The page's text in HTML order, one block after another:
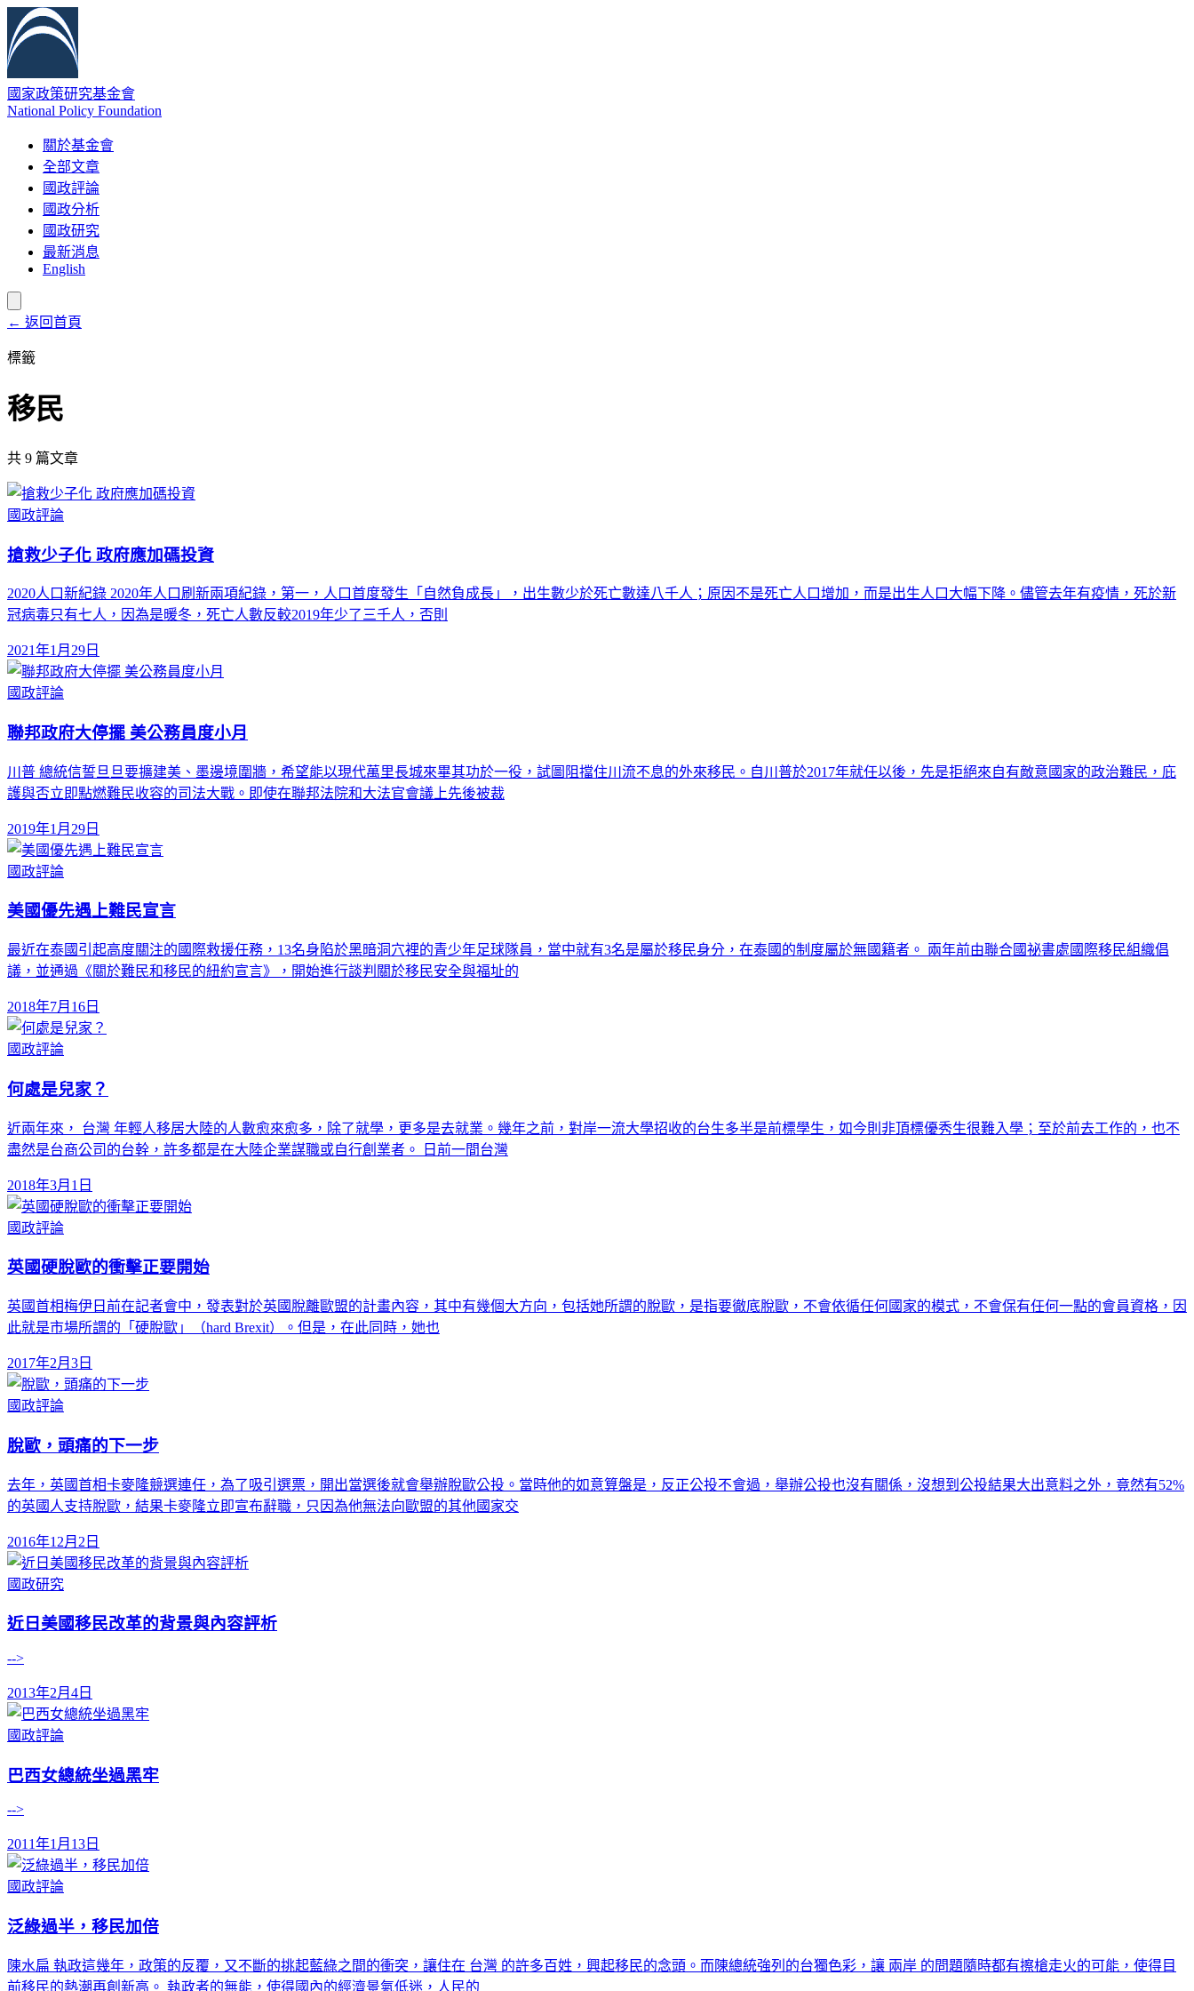
國家政策研究基金會
National Policy Foundation
關於基金會
全部文章
國政評論
國政分析
國政研究
最新消息
English
← 返回首頁
標籤
移民
共 9 篇文章
國政評論
搶救少子化 政府應加碼投資
2020人口新紀錄 2020年人口刷新兩項紀錄，第一，人口首度發生「自然負成長」，出生數少於死亡數達八千人；原因不是死亡人口增加，而是出生人口大幅下降。儘管去年有疫情，死於新
冠病毒只有七人，因為是暖冬，死亡人數反較2019年少了三千人，否則
2021年1月29日
國政評論
聯邦政府大停擺 美公務員度小月
川普 總統信誓旦旦要擴建美、墨邊境圍牆，希望能以現代萬里長城來畢其功於一役，試圖阻擋住川流不息的外來移民。自川普於2017年就任以後，先是拒絕來自有敵意國家的政治難民，庇
護與否立即點燃難民收容的司法大戰。即使在聯邦法院和大法官會議上先後被裁
2019年1月29日
國政評論
美國優先遇上難民宣言
最近在泰國引起高度關注的國際救援任務，13名身陷於黑暗洞穴裡的青少年足球隊員，當中就有3名是屬於移民身分，在泰國的制度屬於無國籍者。 兩年前由聯合國祕書處國際移民組織倡
議，並通過《關於難民和移民的紐約宣言》，開始進行談判關於移民安全與福址的
2018年7月16日
國政評論
何處是兒家？
近兩年來， 台灣 年輕人移居大陸的人數愈來愈多，除了就學，更多是去就業。幾年之前，對岸一流大學招收的台生多半是前標學生，如今則非頂標優秀生很難入學；至於前去工作的，也不
盡然是台商公司的台幹，許多都是在大陸企業謀職或自行創業者。 日前一間台灣
2018年3月1日
國政評論
英國硬脫歐的衝擊正要開始
英國首相梅伊日前在記者會中，發表對於英國脫離歐盟的計畫內容，其中有幾個大方向，包括她所謂的脫歐，是指要徹底脫歐，不會依循任何國家的模式，不會保有任何一點的會員資格，因
此就是市場所謂的「硬脫歐」（hard Brexit）。但是，在此同時，她也
2017年2月3日
國政評論
脫歐，頭痛的下一步
去年，英國首相卡麥隆競選連任，為了吸引選票，開出當選後就會舉辦脫歐公投。當時他的如意算盤是，反正公投不會過，舉辦公投也沒有關係，沒想到公投結果大出意料之外，竟然有52%
的英國人支持脫歐，結果卡麥隆立即宣布辭職，只因為他無法向歐盟的其他國家交
2016年12月2日
國政研究
近日美國移民改革的背景與內容評析
-->
2013年2月4日
國政評論
巴西女總統坐過黑牢
-->
2011年1月13日
國政評論
泛綠過半，移民加倍
陳水扁 執政這幾年，政策的反覆，又不斷的挑起藍綠之間的衝突，讓住在 台灣 的許多百姓，興起移民的念頭。而陳總統強列的台獨色彩，讓 兩岸 的問題隨時都有擦槍走火的可能，使得目
前移民的熱潮再創新高。 執政者的無能，使得國內的經濟景氣低迷，人民的